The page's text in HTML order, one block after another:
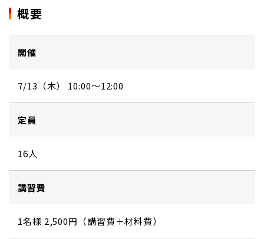
概要
開催
7/13（木） 10:00～12:00
定員
16人
講習費
1名様 2,500円（講習費＋材料費）